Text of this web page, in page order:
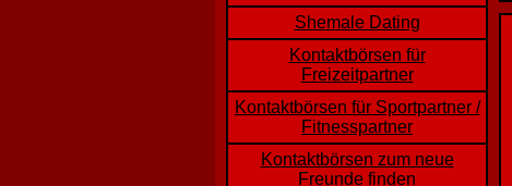
Shemale Dating
Kontaktbörsen für
Freizeitpartner
Kontaktbörsen für Sportpartner /
Fitnesspartner
Kontaktbörsen zum neue
Freunde finden